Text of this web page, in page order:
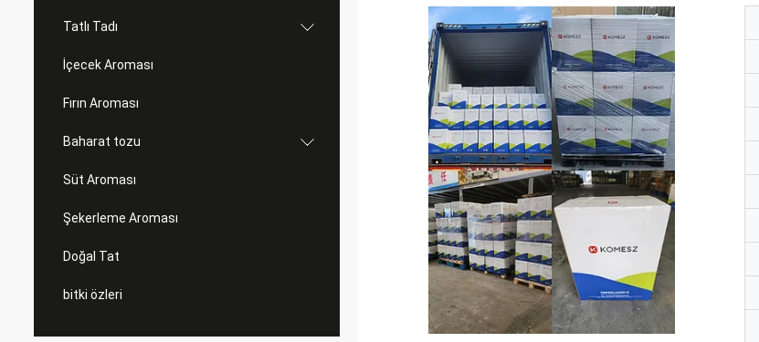
Tatlı Tadı
İçecek Aroması
Fırın Aroması
Baharat tozu
Süt Aroması
Şekerleme Aroması
Doğal Tat
bitki özleri